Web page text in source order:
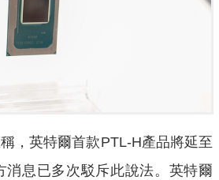
，英特爾首款PTL-H產品將延至
消息已多次駁斥此說法。英特爾